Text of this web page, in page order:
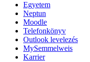
Egyetem
Neptun
Moodle
Telefonkönyv
Outlook levelezés
MySemmelweis
Karrier